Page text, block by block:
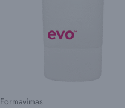
Formavimas